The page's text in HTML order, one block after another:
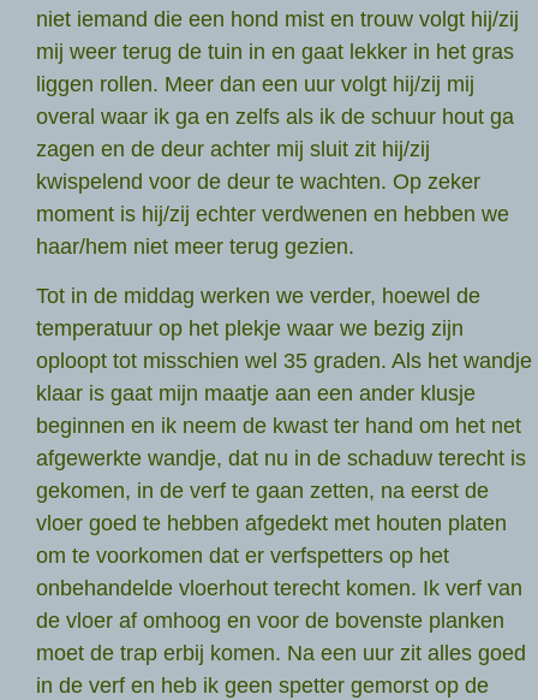
niet iemand die een hond mist en trouw volgt hij/zij
mij weer terug de tuin in en gaat lekker in het gras
liggen rollen. Meer dan een uur volgt hij/zij mij
overal waar ik ga en zelfs als ik de schuur hout ga
zagen en de deur achter mij sluit zit hij/zij
kwispelend voor de deur te wachten. Op zeker
moment is hij/zij echter verdwenen en hebben we
haar/hem niet meer terug gezien.
Tot in de middag werken we verder, hoewel de
temperatuur op het plekje waar we bezig zijn
oploopt tot misschien wel 35 graden. Als het wandje
klaar is gaat mijn maatje aan een ander klusje
beginnen en ik neem de kwast ter hand om het net
afgewerkte wandje, dat nu in de schaduw terecht is
gekomen, in de verf te gaan zetten, na eerst de
vloer goed te hebben afgedekt met houten platen
om te voorkomen dat er verfspetters op het
onbehandelde vloerhout terecht komen. Ik verf van
de vloer af omhoog en voor de bovenste planken
moet de trap erbij komen. Na een uur zit alles goed
in de verf en heb ik geen spetter gemorst op de